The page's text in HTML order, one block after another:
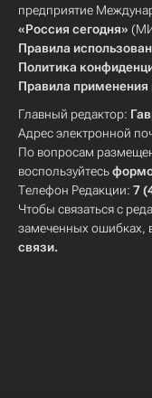
предприятие
«Россия сегодня»
Правила
Политика
Правила применения
Главный редактор:
Адрес электронной
По вопросам
воспользуйтесь
Телефон Редакции: 7
Чтобы связаться с
замеченных ошибках,
связи.